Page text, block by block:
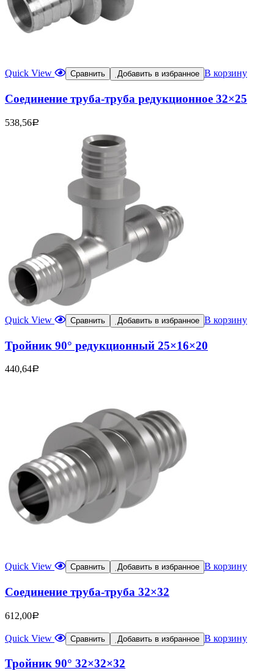
Quick View Сравнить Добавить в избранное В корзину
Соединение труба-труба редукционное 32×25
538,56Р
Quick View Сравнить Добавить в избранное В корзину
Тройник 90° редукционный 25×16×20
440,64Р
Quick View Сравнить Добавить в избранное В корзину
Соединение труба-труба 32×32
612,00Р
Quick View Сравнить Добавить в избранное В корзину
Тройник 90° 32×32×32